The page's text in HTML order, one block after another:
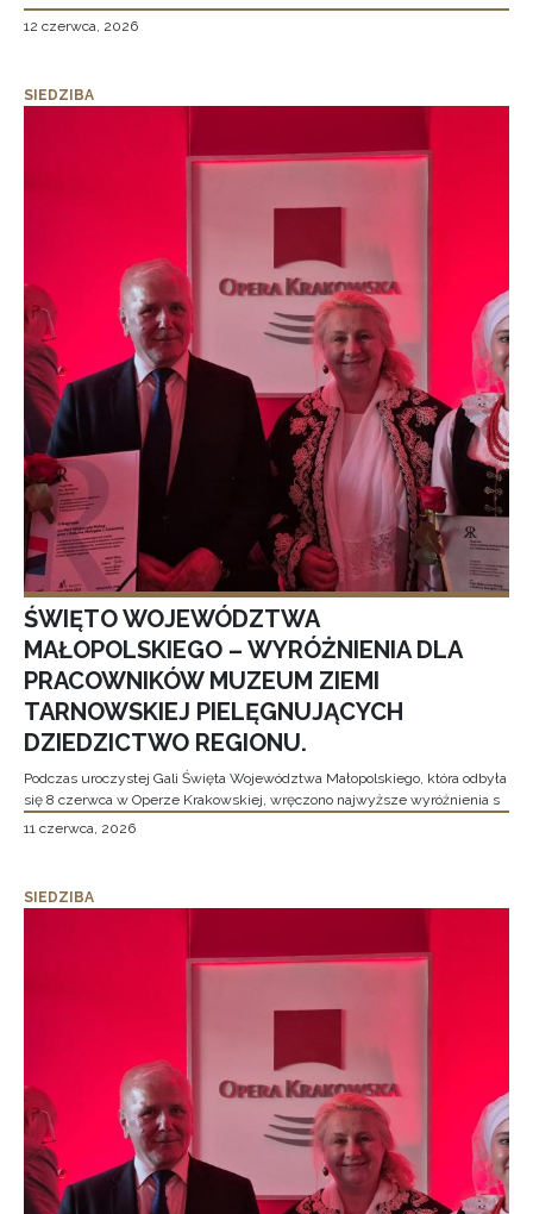
12 czerwca, 2026
SIEDZIBA
ŚWIĘTO WOJEWÓDZTWA
MAŁOPOLSKIEGO – WYRÓŻNIENIA DLA
PRACOWNIKÓW MUZEUM ZIEMI
TARNOWSKIEJ PIELĘGNUJĄCYCH
DZIEDZICTWO REGIONU.
Podczas uroczystej Gali Święta Województwa Małopolskiego, która odbyła
się 8 czerwca w Operze Krakowskiej, wręczono najwyższe wyróżnienia s
11 czerwca, 2026
SIEDZIBA